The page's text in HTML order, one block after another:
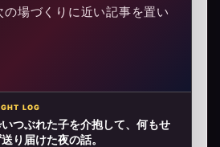
場づくりに近い記事を置い
LOG
つぶれた子を介抱して、何もせ
り届けた夜の話。